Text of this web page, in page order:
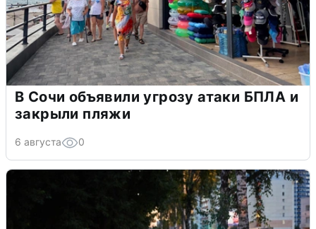
В Сочи объявили угрозу атаки БПЛА и
закрыли пляжи
6 августа 0